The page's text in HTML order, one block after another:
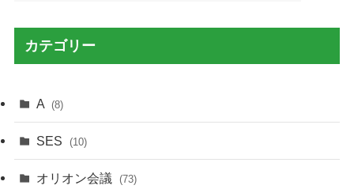
カテゴリー
A (8)
SES (10)
オリオン会議 (73)